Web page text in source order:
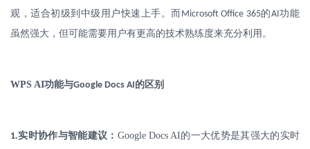
观，适合初级到中级用户快速上手。而 Microsoft Office 365的AI 功能
虽然强大，但可能需要用户有更高的技术熟练度来充分利用。
WPS AI功能与Google Docs AI 的区别
1.实时协作与智能建议： Google Docs AI的一大优势是其强大的实时